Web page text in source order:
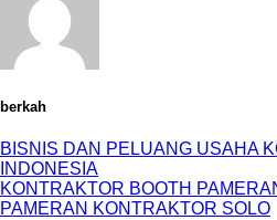
berkah
BISNIS DAN PELUANG USAHA
INDONESIA
KONTRAKTOR BOOTH
PAMERAN KONTRAKTOR SOLO